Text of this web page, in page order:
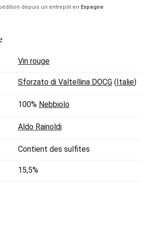
depuis un entrepôt en Espagne
Vin rouge
Sforzato di Valtellina DOCG (Italie)
100% Nebbiolo
Aldo Rainoldi
Contient des sulfites
15,5%